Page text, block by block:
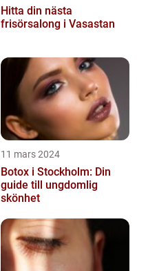
Hitta din nästa
frisörsalong i Vasastan
11 mars 2024
Botox i Stockholm: Din
guide till ungdomlig
skönhet